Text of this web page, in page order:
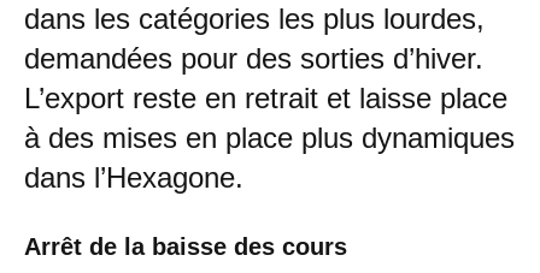
dans les catégories les plus lourdes,
demandées pour des sorties d’hiver.
L’export reste en retrait et laisse place
à des mises en place plus dynamiques
dans l’Hexagone.
Arrêt de la baisse des cours